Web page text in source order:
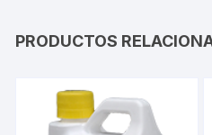
PRODUCTOS